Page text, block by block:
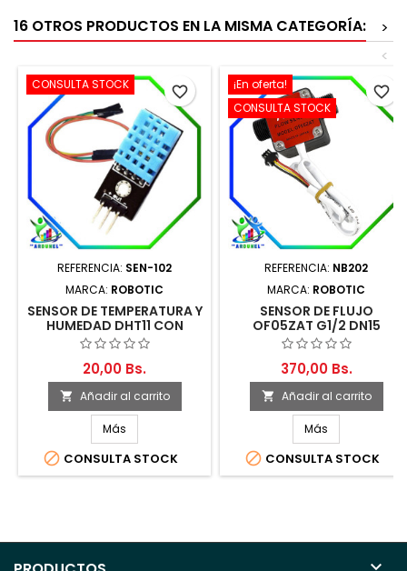
16 OTROS PRODUCTOS EN LA MISMA CATEGORÍA:
>
<
CONSULTA STOCK
REFERENCIA: SEN-102
MARCA: ROBOTIC
SENSOR DE TEMPERATURA Y
HUMEDAD DHT11 CON
CABLE
20,00 Bs.
 Añadir al carrito
Más
 CONSULTA STOCK
favorite_border
¡En oferta!
CONSULTA STOCK
REFERENCIA: NB202
MARCA: ROBOTIC
SENSOR DE FLUJO
OF05ZAT G1/2 DN15
370,00 Bs.
 Añadir al carrito
Más
 CONSULTA STOCK
favorite_border